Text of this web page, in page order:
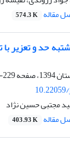
مقاله 574.3 K
حد و تعزیر
229-258
مجتبی حسین نژاد
مقاله 403.93 K